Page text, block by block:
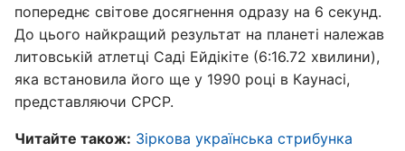
попереднє світове досягнення одразу на 6 секунд.
До цього найкращий результат на планеті належав
литовській атлетці Саді Ейдікіте (6:16.72 хвилини),
яка встановила його ще у 1990 році в Каунасі,
представляючи СРСР.
Читайте також: Зіркова українська стрибунка